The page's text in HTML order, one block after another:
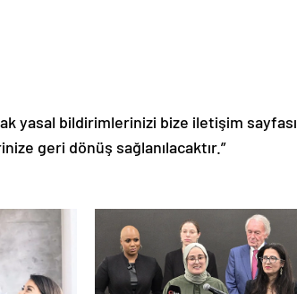
yasal bildirimlerinizi bize iletişim sayfası
geri dönüş sağlanılacaktır.”